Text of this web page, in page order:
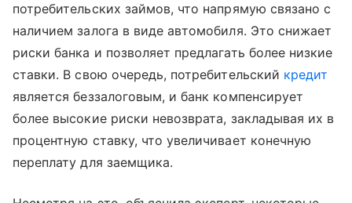
потребительских займов, что напрямую связано с
наличием залога в виде автомобиля. Это снижает
риски банка и позволяет предлагать более низкие
ставки. В свою очередь, потребительский кредит
является беззалоговым, и банк компенсирует
более высокие риски невозврата, закладывая их в
процентную ставку, что увеличивает конечную
переплату для заемщика.